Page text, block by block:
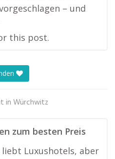
– und
this post.
in Würchwitz
zum besten Preis
liebt Luxushotels, aber